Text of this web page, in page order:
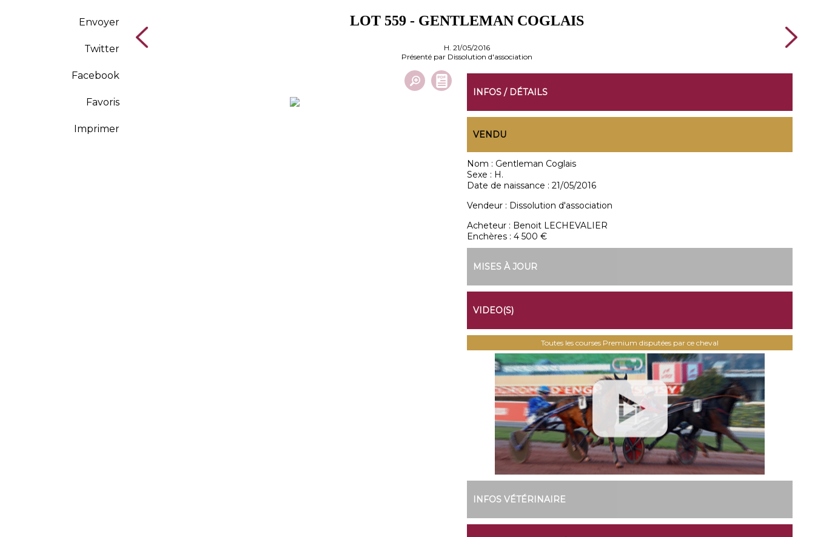
Envoyer
Twitter
Facebook
Favoris
Imprimer
LOT 559 - GENTLEMAN COGLAIS
H. 21/05/2016
Présenté par Dissolution d'association
INFOS / DÉTAILS
VENDU
Nom : Gentleman Coglais
Sexe : H.
Date de naissance : 21/05/2016
Vendeur : Dissolution d'association
Acheteur : Benoit LECHEVALIER
Enchères : 4 500 €
MISES À JOUR
VIDEO(S)
Toutes les courses Premium disputées par ce cheval
INFOS VÉTÉRINAIRE